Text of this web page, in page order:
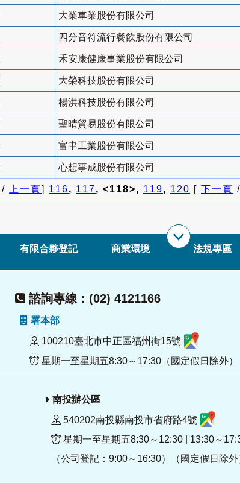
大業車業股份有限公司
四分音符流行餐飲股份有限公司
禾安康健康事業股份有限公司
大榮科技股份有限公司
楊洪科技股份有限公司
聖晴貿易股份有限公司
富聿工業股份有限公司
心想事成股份有限公司
/ 上一頁] 116, 117, <118>, 119, 120 [ 下一頁 /
有限合夥登記 商業環境 法規專區
諮詢專線：(02) 4121166
署本部
100210臺北市中正區福州街15號
星期一至星期五8:30～17:30（國定假日除外）
南投辦公區
540202南投縣南投市省府路4號
星期一至星期五8:30～12:30 | 13:30～
（公司登記：9:00～16:30）（國定假日除外